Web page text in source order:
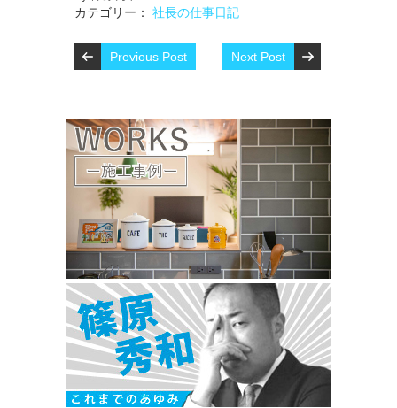
カテゴリー： 社長の仕事日記
Previous Post Next Post